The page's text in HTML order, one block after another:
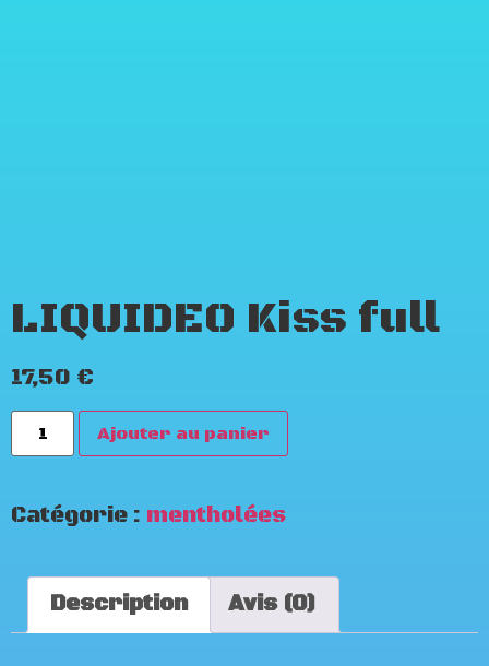
LIQUIDEO Kiss full
17,50 €
Ajouter au panier
Catégorie : mentholées
Description Avis (0)